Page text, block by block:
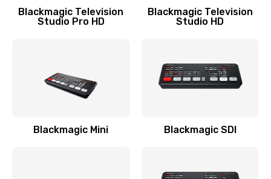
Blackmagic Television
Studio Pro HD
Blackmagic Television
Studio HD
Blackmagic Mini Blackmagic SDI